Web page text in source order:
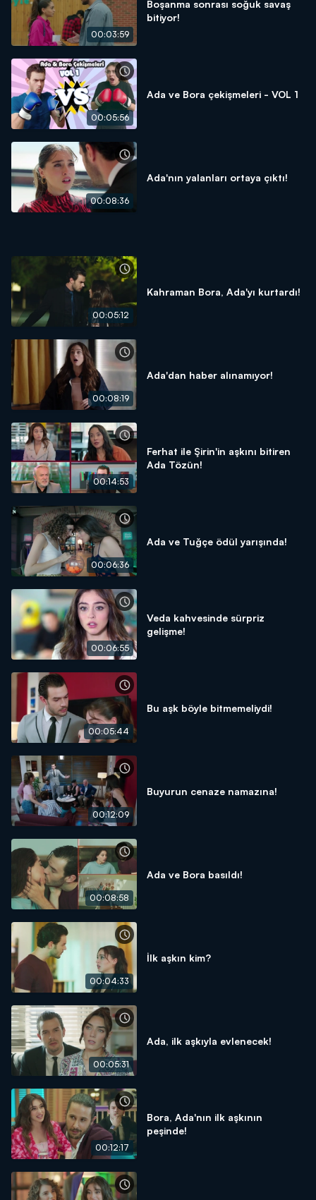
00:03:59
Boşanma sonrası soğuk savaş
bitiyor!
00:05:56
Ada ve Bora çekişmeleri - VOL 1
00:08:36
Ada'nın yalanları ortaya çıktı!
00:05:12
Kahraman Bora, Ada'yı kurtardı!
00:08:19
Ada'dan haber alınamıyor!
00:14:53
Ferhat ile Şirin'in aşkını bitiren
Ada Tözün!
00:06:36
Ada ve Tuğçe ödül yarışında!
00:06:55
Veda kahvesinde sürpriz
gelişme!
00:05:44
Bu aşk böyle bitmemeliydi!
00:12:09
Buyurun cenaze namazına!
00:08:58
Ada ve Bora basıldı!
00:04:33
İlk aşkın kim?
00:05:31
Ada, ilk aşkıyla evlenecek!
00:12:17
Bora, Ada'nın ilk aşkının
peşinde!